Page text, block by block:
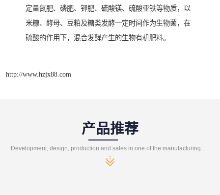
定量氮肥、磷肥、钾肥、硫酸镁、硫酸亚铁等物质，以
米糠、酵母、豆粕及糖类发酵一定时间作为生物菌，在
硫酸的作用下，混合发酵产生的生物有机肥料。
http://www.hzjx88.com
产品推荐
Development, design, production and sales in one of the manufacturing enterprises